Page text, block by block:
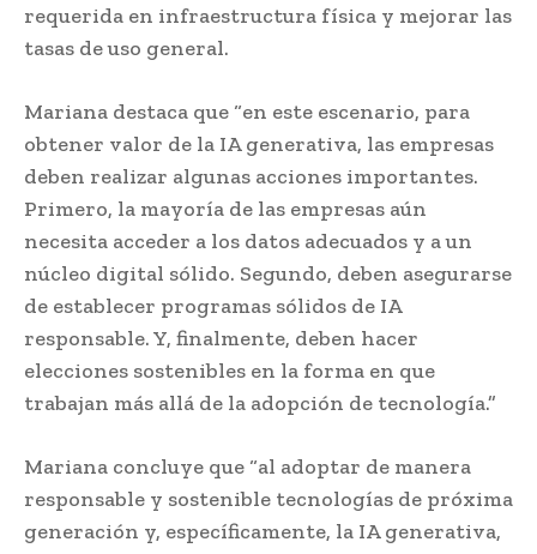
requerida en infraestructura física y mejorar las
tasas de uso general.
Mariana destaca que “en este escenario, para
obtener valor de la IA generativa, las empresas
deben realizar algunas acciones importantes.
Primero, la mayoría de las empresas aún
necesita acceder a los datos adecuados y a un
núcleo digital sólido. Segundo, deben asegurarse
de establecer programas sólidos de IA
responsable. Y, finalmente, deben hacer
elecciones sostenibles en la forma en que
trabajan más allá de la adopción de tecnología.”
Mariana concluye que “al adoptar de manera
responsable y sostenible tecnologías de próxima
generación y, específicamente, la IA generativa,